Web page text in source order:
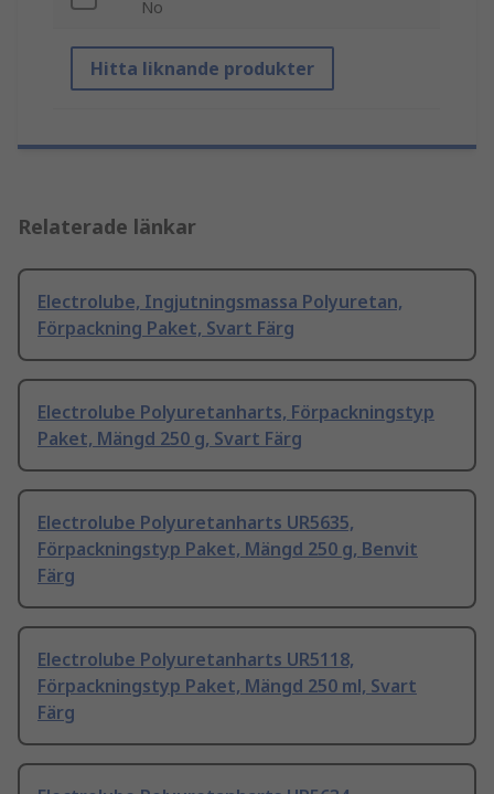
No
Hitta liknande produkter
Relaterade länkar
Electrolube, Ingjutningsmassa Polyuretan,
Förpackning Paket, Svart Färg
Electrolube Polyuretanharts, Förpackningstyp
Paket, Mängd 250 g, Svart Färg
Electrolube Polyuretanharts UR5635,
Förpackningstyp Paket, Mängd 250 g, Benvit
Färg
Electrolube Polyuretanharts UR5118,
Förpackningstyp Paket, Mängd 250 ml, Svart
Färg